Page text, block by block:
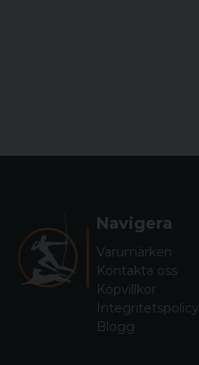
Navigera
Varumärken
Kontakta oss
Köpvillkor
Integritetspolicy
Blogg